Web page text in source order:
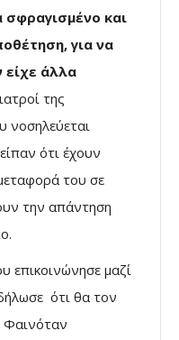
και
για να
είχε άλλα
της
νοσηλεύεται
ότι έχουν
του σε
την απάντηση
επικοινώνησε μαζί
ότι θα τον
Φαινόταν